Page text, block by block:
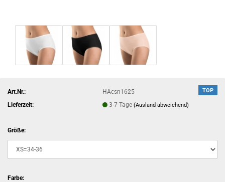
TOP
Art.Nr.:
HAcsn1625
Lieferzeit:
3-7 Tage(Ausland abweichend)
Größe:
Farbe: